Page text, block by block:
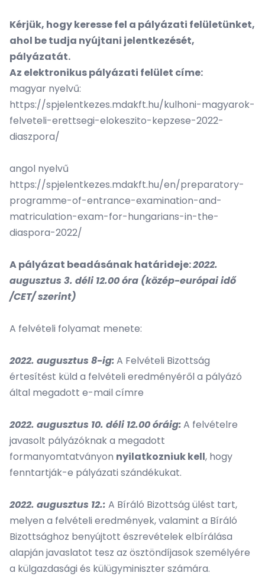
Kérjük, hogy keresse fel a pályázati felületünket,
ahol be tudja nyújtani jelentkezését,
pályázatát.
Az elektronikus pályázati felület címe:
magyar nyelvű:
https://spjelentkezes.mdakft.hu/kulhoni-magyarok-
felveteli-erettsegi-elokeszito-kepzese-2022-
diaszpora/
angol nyelvű
https://spjelentkezes.mdakft.hu/en/preparatory-
programme-of-entrance-examination-and-
matriculation-exam-for-hungarians-in-the-
diaspora-2022/
A pályázat beadásának határideje:2022.
augusztus 3. déli 12.00 óra (közép-európai idő
/CET/ szerint)
A felvételi folyamat menete:
2022. augusztus 8-ig:A Felvételi Bizottság
értesítést küld a felvételi eredményéről a pályázó
által megadott e-mail címre
2022. augusztus 10. déli 12.00 óráig:A felvételre
javasolt pályázóknak a megadott
formanyomtatványon nyilatkozniuk kell, hogy
fenntartják-e pályázati szándékukat.
2022. augusztus 12.: A Bíráló Bizottság ülést tart,
melyen a felvételi eredmények, valamint a Bíráló
Bizottsághoz benyújtott észrevételek elbírálása
alapján javaslatot tesz az ösztöndíjasok személyére
a külgazdasági és külügyminiszter számára.